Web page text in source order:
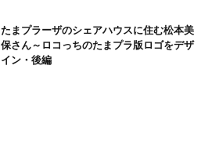
たまプラーザのシェアハウスに住む松本美
保さん～ロコっちのたまプラ版ロゴをデザ
イン・後編